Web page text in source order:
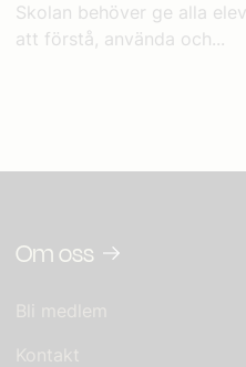
Skolan behöver ge alla
att förstå, använda och...
Om oss
Bli medlem
Kontakt